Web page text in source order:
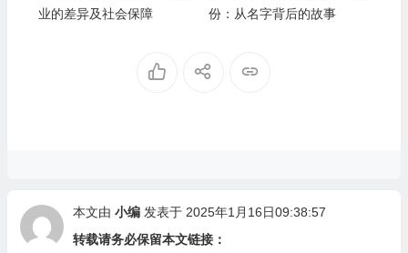
业的差异及社会保障
份：从名字背后的故事
本文由 小编发表于 2025年1月16日09:38:57
转载请务必保留本文链接：